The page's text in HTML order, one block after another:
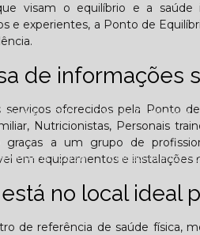
- 2025 Edição Setembro
- 2026 Edição Março -
visam o equilíbrio e a
e experientes, a Ponto de
de informações
serviços oferecidos pela Ponto
Nutricionistas, Personais
graças a um grupo de
em equipamentos e instalações
no local ideal
de referência de saúde física,